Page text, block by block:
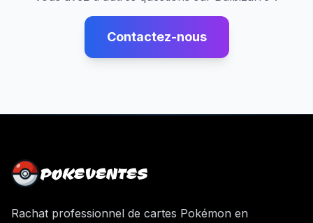
Contactez-nous
POKEVENTES
Rachat professionnel de cartes Pokémon en